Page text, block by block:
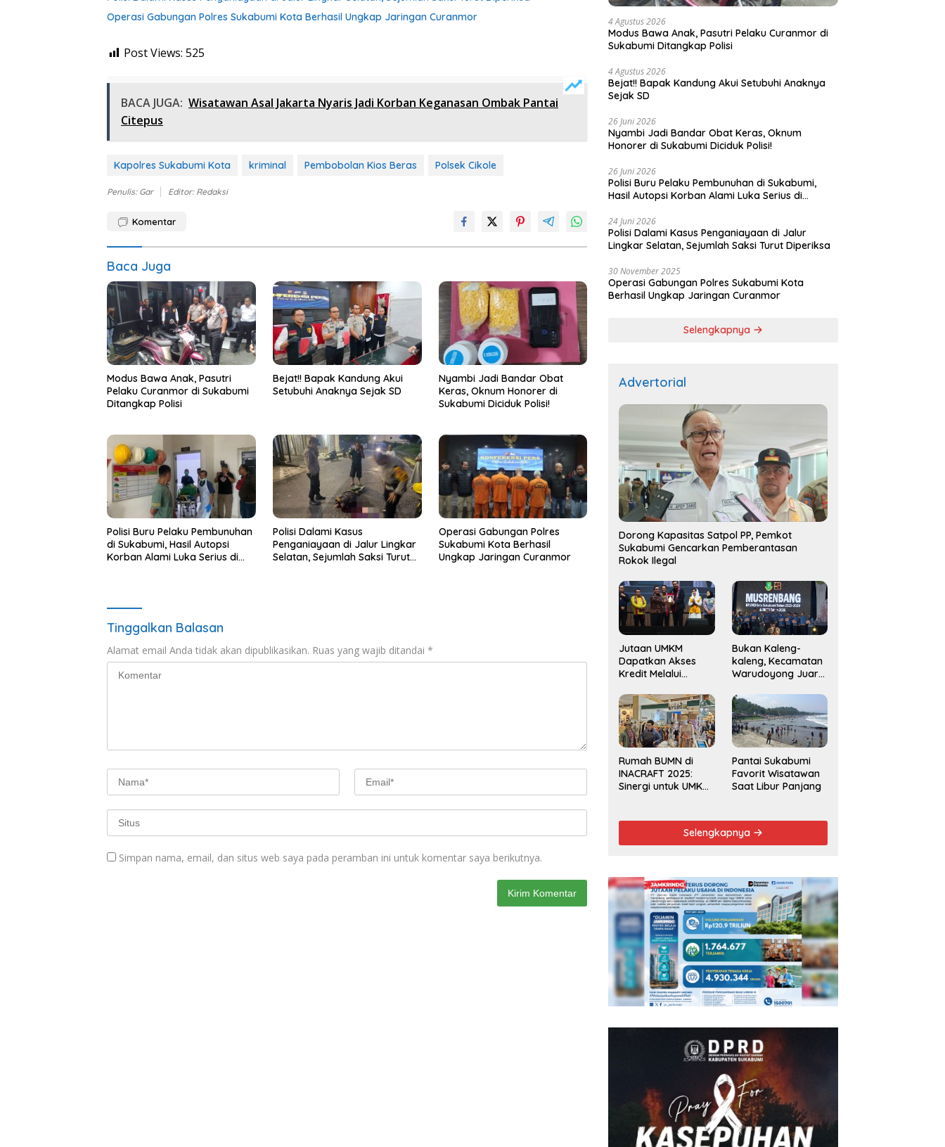
Operasi Gabungan Polres Sukabumi Kota Berhasil Ungkap Jaringan Curanmor
Post Views: 525
BACA JUGA: Wisatawan Asal Jakarta Nyaris Jadi Korban Keganasan Ombak Pantai
Citepus
Kapolres Sukabumi Kota kriminal Pembobolan Kios Beras Polsek Cikole
Penulis: Gar Editor: Redaksi
Komentar
Baca Juga
Modus Bawa Anak, Pasutri
Pelaku Curanmor di Sukabumi
Ditangkap Polisi
Bejat!! Bapak Kandung Akui
Setubuhi Anaknya Sejak SD
Nyambi Jadi Bandar Obat
Keras, Oknum Honorer di
Sukabumi Diciduk Polisi!
Polisi Buru Pelaku Pembunuhan
di Sukabumi, Hasil Autopsi
Korban Alami Luka Serius di
Polisi Dalami Kasus
Penganiayaan di Jalur Lingkar
Selatan, Sejumlah Saksi Turut
Operasi Gabungan Polres
Sukabumi Kota Berhasil
Ungkap Jaringan Curanmor
Tinggalkan Balasan
Alamat email Anda tidak akan dipublikasikan. Ruas yang wajib ditandai *
Simpan nama, email, dan situs web saya pada peramban ini untuk komentar saya berikutnya.
4 Agustus 2026
Modus Bawa Anak, Pasutri Pelaku Curanmor di
Sukabumi Ditangkap Polisi
4 Agustus 2026
Bejat!! Bapak Kandung Akui Setubuhi Anaknya
Sejak SD
26 Juni 2026
Nyambi Jadi Bandar Obat Keras, Oknum
Honorer di Sukabumi Diciduk Polisi!
26 Juni 2026
Polisi Buru Pelaku Pembunuhan di Sukabumi,
Hasil Autopsi Korban Alami Luka Serius di
24 Juni 2026
Polisi Dalami Kasus Penganiayaan di Jalur
Lingkar Selatan, Sejumlah Saksi Turut Diperiksa
30 November 2025
Operasi Gabungan Polres Sukabumi Kota
Berhasil Ungkap Jaringan Curanmor
Selengkapnya
Advertorial
Dorong Kapasitas Satpol PP, Pemkot
Sukabumi Gencarkan Pemberantasan
Rokok Ilegal
Jutaan UMKM
Dapatkan Akses
Kredit Melalui
Jamkrindo
Bukan Kaleng-
kaleng, Kecamatan
Warudoyong Juara
Musrenbang
Kecamatan 2025
Rumah BUMN di
INACRAFT 2025:
Sinergi untuk UMKM
Pantai Sukabumi
Favorit Wisatawan
Saat Libur Panjang
Selengkapnya